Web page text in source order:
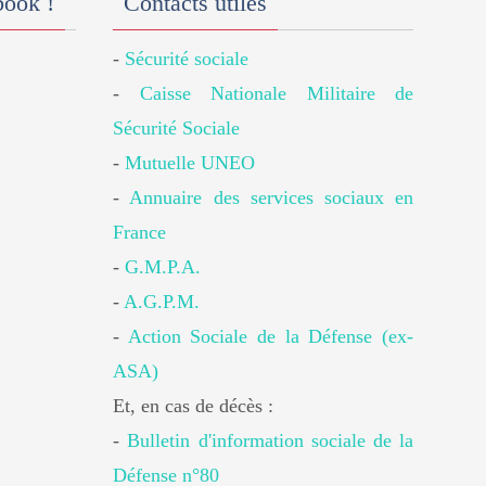
- Sécurité sociale
- Caisse Nationale Militaire de
Sécurité Sociale
-Mutuelle UNEO
-Annuaire des services sociaux en
France
-G.M.P.A.
-A.G.P.M.
- Action Sociale de la Défense (ex-
ASA)
Et, en cas de décès :
-Bulletin d'information sociale de la
Défense n°80